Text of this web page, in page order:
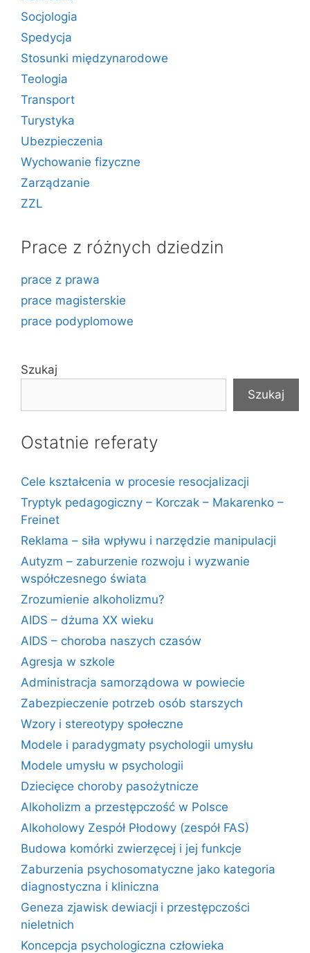
Socjologia
Spedycja
Stosunki międzynarodowe
Teologia
Transport
Turystyka
Ubezpieczenia
Wychowanie fizyczne
Zarządzanie
ZZL
Prace z różnych dziedzin
prace z prawa
prace magisterskie
prace podyplomowe
Szukaj
Szukaj
Ostatnie referaty
Cele kształcenia w procesie resocjalizacji
Tryptyk pedagogiczny – Korczak – Makarenko –
Freinet
Reklama – siła wpływu i narzędzie manipulacji
Autyzm – zaburzenie rozwoju i wyzwanie
współczesnego świata
Zrozumienie alkoholizmu?
AIDS – dżuma XX wieku
AIDS – choroba naszych czasów
Agresja w szkole
Administracja samorządowa w powiecie
Zabezpieczenie potrzeb osób starszych
Wzory i stereotypy społeczne
Modele i paradygmaty psychologii umysłu
Modele umysłu w psychologii
Dziecięce choroby pasożytnicze
Alkoholizm a przestępczość w Polsce
Alkoholowy Zespół Płodowy (zespół FAS)
Budowa komórki zwierzęcej i jej funkcje
Zaburzenia psychosomatyczne jako kategoria
diagnostyczna i kliniczna
Geneza zjawisk dewiacji i przestępczości
nieletnich
Koncepcja psychologiczna człowieka